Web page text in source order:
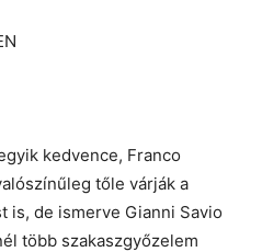
kedvence, Franco
tőle várják a
is, de ismerve Gianni Savio
több szakaszgyőzelem